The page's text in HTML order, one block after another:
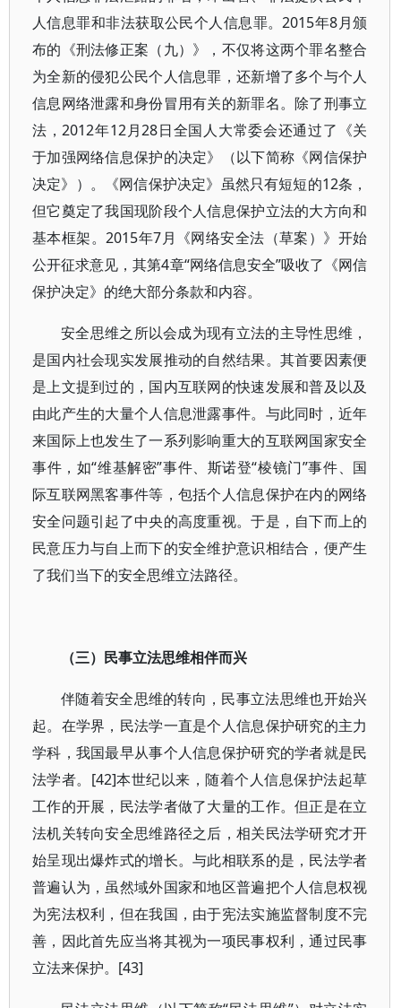
人信息罪和非法获取公民个人信息罪。2015年8月颁
布的《刑法修正案（九）》，不仅将这两个罪名整合
为全新的侵犯公民个人信息罪，还新增了多个与个人
信息网络泄露和身份冒用有关的新罪名。除了刑事立
法，2012年12月28日全国人大常委会还通过了《关
于加强网络信息保护的决定》（以下简称《网信保护
决定》）。《网信保护决定》虽然只有短短的12条，
但它奠定了我国现阶段个人信息保护立法的大方向和
基本框架。2015年7月《网络安全法（草案）》开始
公开征求意见，其第4章“网络信息安全”吸收了《网信
保护决定》的绝大部分条款和内容。
安全思维之所以会成为现有立法的主导性思维，
是国内社会现实发展推动的自然结果。其首要因素便
是上文提到过的，国内互联网的快速发展和普及以及
由此产生的大量个人信息泄露事件。与此同时，近年
来国际上也发生了一系列影响重大的互联网国家安全
事件，如“维基解密”事件、斯诺登“棱镜门”事件、国
际互联网黑客事件等，包括个人信息保护在内的网络
安全问题引起了中央的高度重视。于是，自下而上的
民意压力与自上而下的安全维护意识相结合，便产生
了我们当下的安全思维立法路径。
（三）民事立法思维相伴而兴
伴随着安全思维的转向，民事立法思维也开始兴
起。在学界，民法学一直是个人信息保护研究的主力
学科，我国最早从事个人信息保护研究的学者就是民
法学者。[42]本世纪以来，随着个人信息保护法起草
工作的开展，民法学者做了大量的工作。但正是在立
法机关转向安全思维路径之后，相关民法学研究才开
始呈现出爆炸式的增长。与此相联系的是，民法学者
普遍认为，虽然域外国家和地区普遍把个人信息权视
为宪法权利，但在我国，由于宪法实施监督制度不完
善，因此首先应当将其视为一项民事权利，通过民事
立法来保护。[43]